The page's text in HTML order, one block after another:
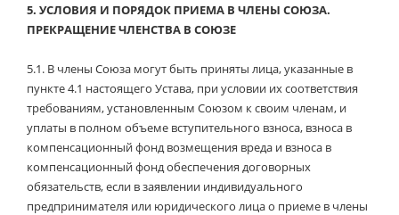
5. УСЛОВИЯ И ПОРЯДОК ПРИЕМА В ЧЛЕНЫ СОЮЗА.
ПРЕКРАЩЕНИЕ ЧЛЕНСТВА В СОЮЗЕ
5.1. В члены Союза могут быть приняты лица, указанные в
пункте 4.1 настоящего Устава, при условии их соответствия
требованиям, установленным Союзом к своим членам, и
уплаты в полном объеме вступительного взноса, взноса в
компенсационный фонд возмещения вреда и взноса в
компенсационный фонд обеспечения договорных
обязательств, если в заявлении индивидуального
предпринимателя или юридического лица о приеме в члены